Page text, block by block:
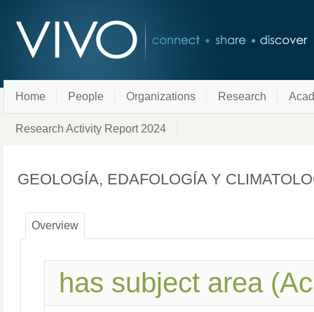
Home People Organizations Research
Research Activity Report 2024
GEOLOGÍA, EDAFOLOGÍA Y
Overview
has subject area